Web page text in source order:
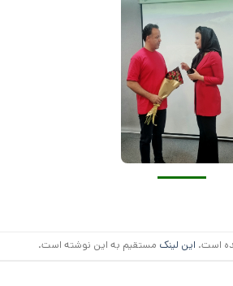
است. این لینک مستقیم به این نوشته است.